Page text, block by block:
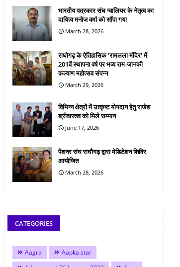
भारतीय पत्रकार संघ ग्वालियर के नेतृत्व का
दायित्व मनोज वर्मा को सौंपा गया
March 28, 2026
राघोगढ़ के ऐतिहासिक 'रामलला मंदिर' में
201वें स्थापना वर्ष पर भव्य राम-जानकी
कल्याण महोत्सव संपन्न
March 29, 2026
विभिन्न क्षेत्रों में उत्कृष्ट योगदान हेतु राजेश
श्रीवास्तव को मिले सम्मान
June 17, 2026
पेंशनर संघ राघौगढ़ द्वारा मेडिटेशन शिविर
आयोजित
March 28, 2026
CATEGORIES
Aagra
Aapka star